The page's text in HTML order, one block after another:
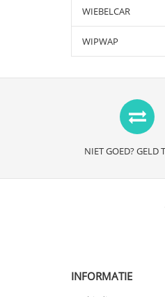
WIEBELCAR
WIPWAP
NIET GOED? GELD
INFORMATIE